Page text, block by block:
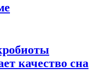
качество сна